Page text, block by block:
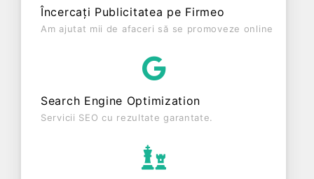
Încercați Publicitatea pe Firmeo
Am ajutat mii de afaceri să se promoveze online
Search Engine Optimization
Servicii SEO cu rezultate garantate.